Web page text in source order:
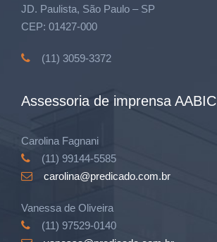
JD. Paulista, São Paulo – SP
CEP: 01427-000
(11) 3059-3372
Assessoria de imprensa AABIC
Carolina Fagnani
(11) 99144-5585
carolina@predicado.com.br
Vanessa de Oliveira
(11) 97529-0140